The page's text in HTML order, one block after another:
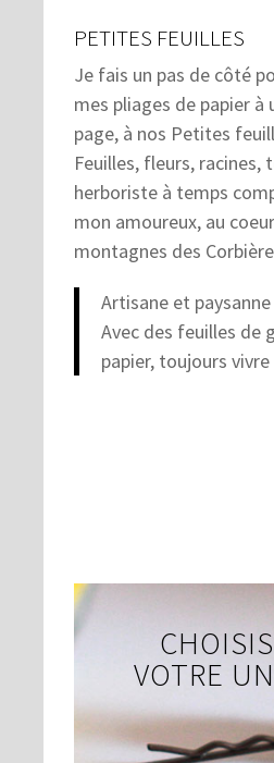
PETITES FEUILLES
Je fais un pas de côté
mes pliages de papier à
page, à nos Petites
Feuilles, fleurs,
herboriste à temps
mon amoureux, au
montagnes des
Artisane et paysanne
Avec des feuilles de
papier, toujours
VOTRE